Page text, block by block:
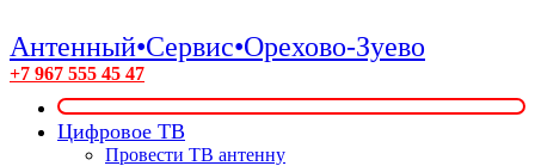
Антенный•Сервис•Орехово-Зуево
+7 967 555 45 47
Цифровое ТВ
Провести ТВ антенну